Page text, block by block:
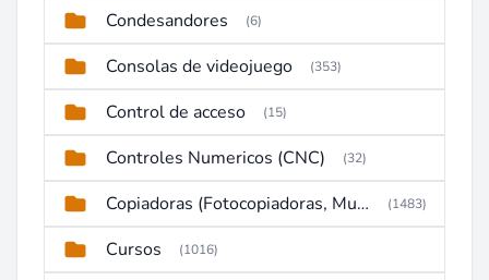
Condesandores (6)
Consolas de videojuego (353)
Control de acceso (15)
Controles Numericos (CNC) (32)
Copiadoras (Fotocopiadoras, Multifunctions, Ploter, etc) (1483)
Cursos (1016)